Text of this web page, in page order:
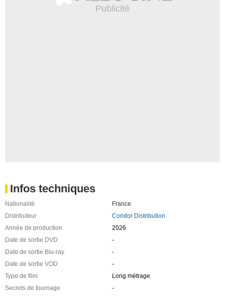
Infos techniques
Nationalité
France
Distributeur
Condor Distribution
Année de production
2026
Date de sortie DVD
-
Date de sortie Blu-ray
-
Date de sortie VOD
-
Type de film
Long métrage
Secrets de tournage
-